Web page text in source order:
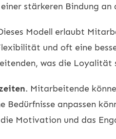
stärkeren Bindung an
Modell erlaubt
und oft eine
was die Loyalität
. Mitarbeitende
Bedürfnisse anpassen
Motivation und das